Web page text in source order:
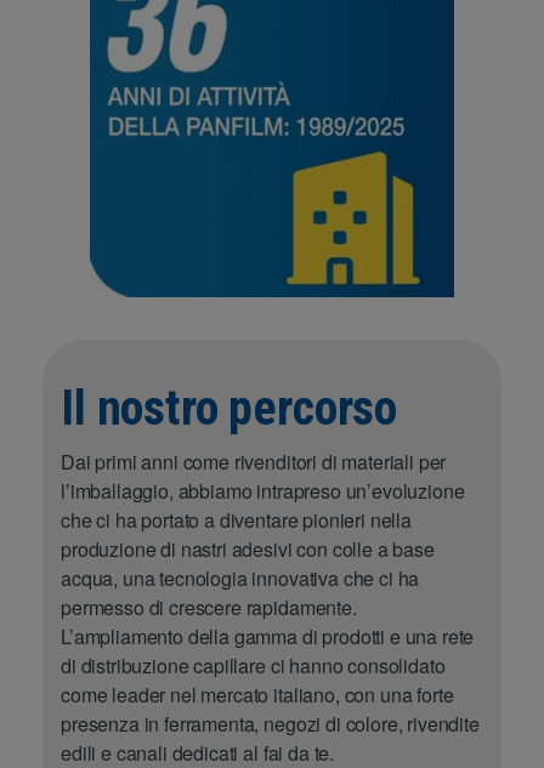
Il nostro percorso
Dai primi anni come rivenditori di materiali per
l’imballaggio, abbiamo intrapreso un’evoluzione
che ci ha portato a diventare pionieri nella
produzione di nastri adesivi con colle a base
acqua, una tecnologia innovativa che ci ha
permesso di crescere rapidamente.
L’ampliamento della gamma di prodotti e una rete
di distribuzione capillare ci hanno consolidato
come leader nel mercato italiano, con una forte
presenza in ferramenta, negozi di colore, rivendite
edili e canali dedicati al fai da te.